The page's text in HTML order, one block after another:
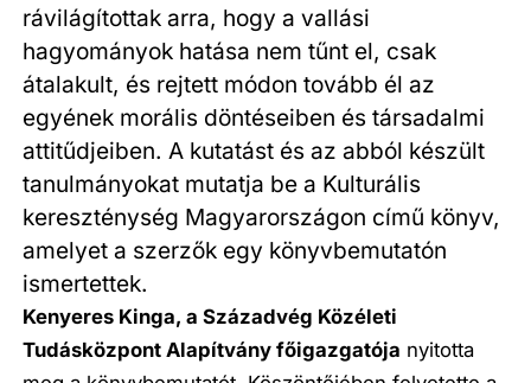
rávilágítottak arra, hogy a vallási
hagyományok hatása nem tűnt el, csak
átalakult, és rejtett módon tovább él az
egyének morális döntéseiben és társadalmi
attitűdjeiben. A kutatást és az abból készült
tanulmányokat mutatja be a Kulturális
kereszténység Magyarországon című könyv,
amelyet a szerzők egy könyvbemutatón
ismertettek.
Kenyeres Kinga, a Századvég Közéleti
Tudásközpont Alapítvány főigazgatója nyitotta